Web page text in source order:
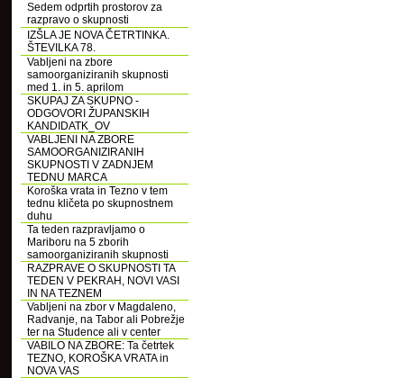
Sedem odprtih prostorov za
razpravo o skupnosti
IZŠLA JE NOVA ČETRTINKA.
ŠTEVILKA 78.
Vabljeni na zbore
samoorganiziranih skupnosti
med 1. in 5. aprilom
SKUPAJ ZA SKUPNO -
ODGOVORI ŽUPANSKIH
KANDIDATK_OV
VABLJENI NA ZBORE
SAMOORGANIZIRANIH
SKUPNOSTI V ZADNJEM
TEDNU MARCA
Koroška vrata in Tezno v tem
tednu kličeta po skupnostnem
duhu
Ta teden razpravljamo o
Mariboru na 5 zborih
samoorganiziranih skupnosti
RAZPRAVE O SKUPNOSTI TA
TEDEN V PEKRAH, NOVI VASI
IN NA TEZNEM
Vabljeni na zbor v Magdaleno,
Radvanje, na Tabor ali Pobrežje
ter na Studence ali v center
VABILO NA ZBORE: Ta četrtek
TEZNO, KOROŠKA VRATA in
NOVA VAS